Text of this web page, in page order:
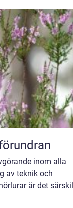
inom alla
av teknik och
är det